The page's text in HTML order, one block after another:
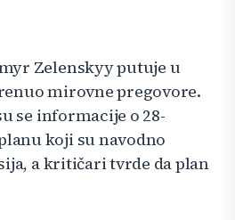
Zelenskyy putuje u
mirovne pregovore.
se informacije o 28-
koji su navodno
a kritičari tvrde da plan